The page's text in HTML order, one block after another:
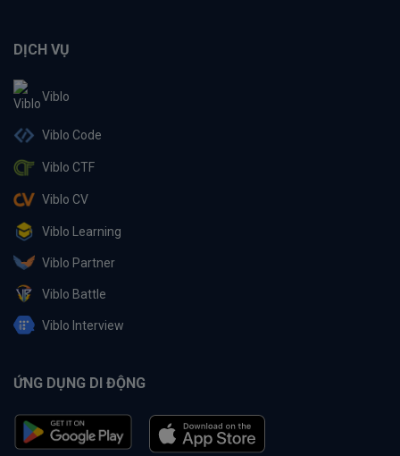
DỊCH VỤ
Viblo
Viblo Code
Viblo CTF
Viblo CV
Viblo Learning
Viblo Partner
Viblo Battle
Viblo Interview
ỨNG DỤNG DI ĐỘNG